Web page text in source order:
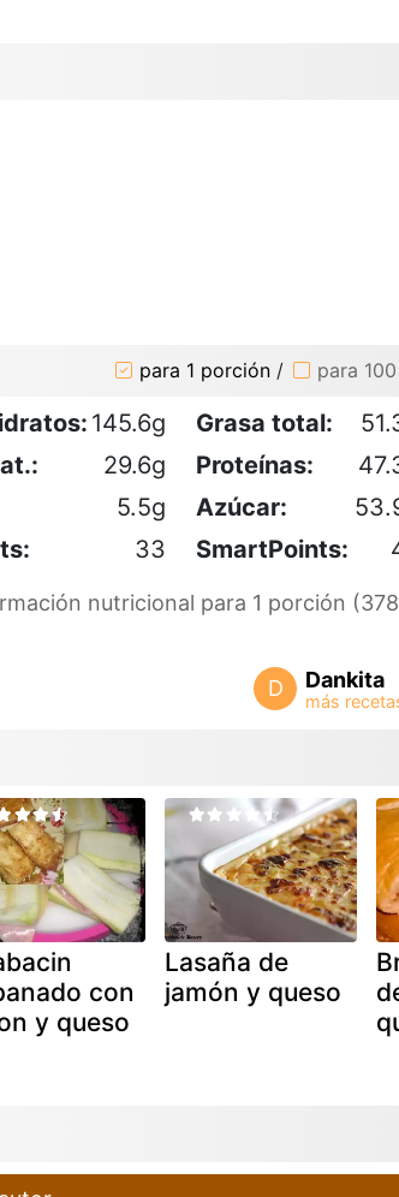
para 1 porción / para
145.6g Grasa total:
29.6g Proteínas:
5.5g Azúcar:
33 SmartPoints:
nutricional para 1 porción
D Dankita
con
y queso
Lasaña de
jamón y queso